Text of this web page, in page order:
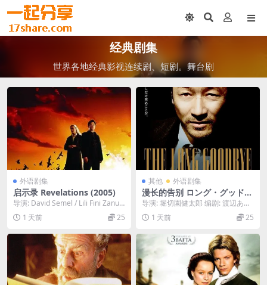
经典剧集
世界各地经典影视连续剧、短剧。舞台剧
外语剧集
启示录 Revelations (2005)
导演: David Semel / Lili Fini Zanuc
k / 大卫·...
1 天前 25
其他 外语剧集
漫长的告别 ロング・グッドバ
イ (2014)
导演: 堀切園健太郎 编剧: 渡辺あ
や / 雷蒙德·钱德勒(原作) 主演: 浅
野...1 天前 25